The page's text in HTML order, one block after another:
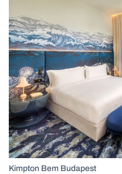
Kimpton Bem Budapest